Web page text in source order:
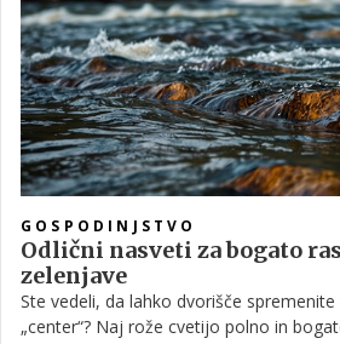
GOSPODINJSTVO
Odlični nasveti za bogato
zelenjave
Ste vedeli, da lahko dvorišče spremenite
„center“? Naj rože cvetijo polno in